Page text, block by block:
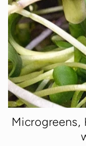
Microgreens,